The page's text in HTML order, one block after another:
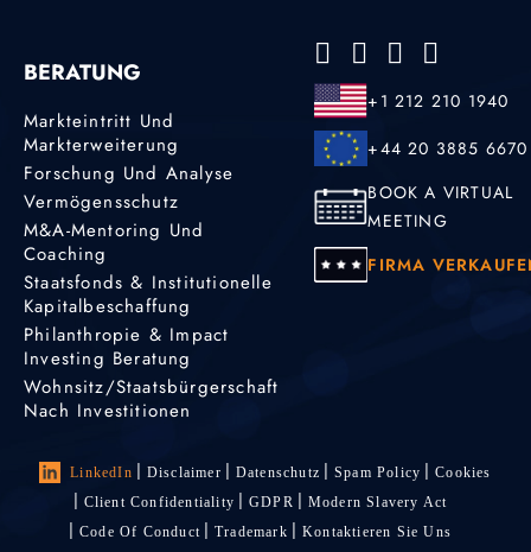
BERATUNG
Markteintritt Und
Markterweiterung
Forschung Und Analyse
Vermögensschutz
M&A-Mentoring Und
Coaching
Staatsfonds & Institutionelle
Kapitalbeschaffung
Philanthropie & Impact
Investing Beratung
Wohnsitz/Staatsbürgerschaft
Nach Investitionen
+1 212 210 1940
+44 20 3885 6670
BOOK A VIRTUAL
MEETING
FIRMA
LinkedIn Disclaimer Datenschutz Spam Policy
Cookies
Client Confidentiality
GDPR
Modern Slavery Act
Code Of Conduct
Trademark Kontaktieren Sie Uns